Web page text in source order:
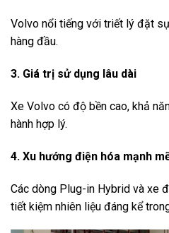
Volvo nổi tiếng với triết lý đặt
hàng đầu.
3. Giá trị sử dụng lâu dài
Xe Volvo có độ bền cao, khả
hành hợp lý.
4. Xu hướng điện hóa mạnh
Các dòng Plug-in Hybrid và xe
tiết kiệm nhiên liệu đáng kể